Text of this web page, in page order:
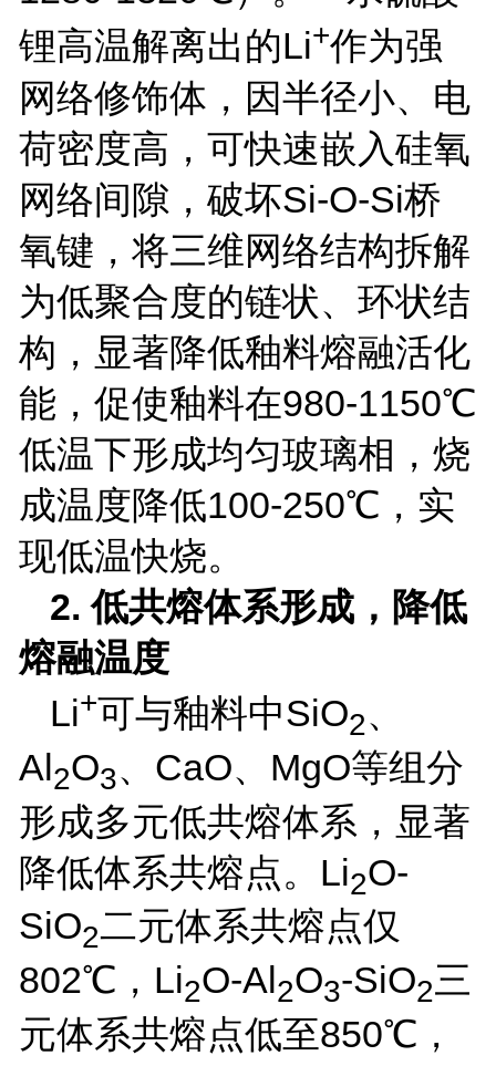
锂高温解离出的Li+作为强
网络修饰体，因半径小、电
荷密度高，可快速嵌入硅氧
网络间隙，破坏Si-O-Si桥
氧键，将三维网络结构拆解
为低聚合度的链状、环状结
构，显著降低釉料熔融活化
能，促使釉料在980-1150℃
低温下形成均匀玻璃相，烧
成温度降低100-250℃，实
现低温快烧。
2.低共熔体系形成，降低
熔融温度
Li+可与釉料中SiO2、
Al2O3、 CaO、 MgO等组分
形成多元低共熔体系，显著
降低体系共熔点。 Li2O-
SiO2二元体系共熔点仅
802℃， Li2O-Al2O3-SiO2三
元体系共熔点低至850℃，